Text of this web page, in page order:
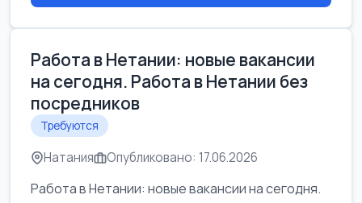
Работа в Нетании: новые вакансии
на сегодня. Работа в Нетании без
посредников
Требуются
Натания Опубликовано: 17.06.2026
Работа в Нетании: новые вакансии на сегодня.